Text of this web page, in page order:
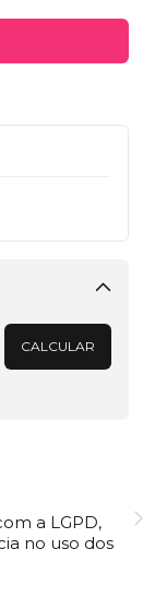
Alterar CEP
CALCULAR
a LGPD,
no uso dos